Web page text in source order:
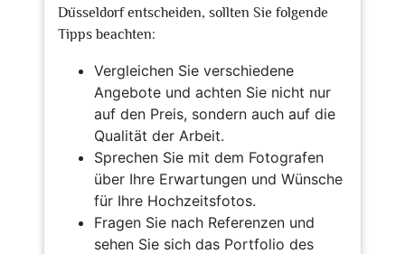
Düsseldorf entscheiden, sollten Sie folgende
Tipps beachten:
Vergleichen Sie verschiedene
Angebote und achten Sie nicht nur
auf den Preis, sondern auch auf die
Qualität der Arbeit.
Sprechen Sie mit dem Fotografen
über Ihre Erwartungen und Wünsche
für Ihre Hochzeitsfotos.
Fragen Sie nach Referenzen und
sehen Sie sich das Portfolio des